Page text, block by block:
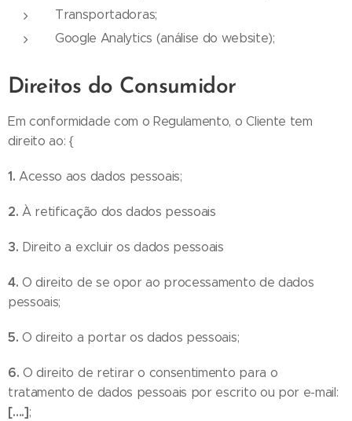
Transportadoras;
Google Analytics (análise do website);
Direitos do Consumidor
Em conformidade com o Regulamento, o Cliente tem
direito ao: {
1.Acesso aos dados pessoais;
2.À retificação dos dados pessoais
3. Direito a excluir os dados pessoais
4.O direito de se opor ao processamento de dados
pessoais;
5.O direito a portar os dados pessoais;
6.O direito de retirar o consentimento para o
tratamento de dados pessoais por escrito ou por e-mail:
[….];